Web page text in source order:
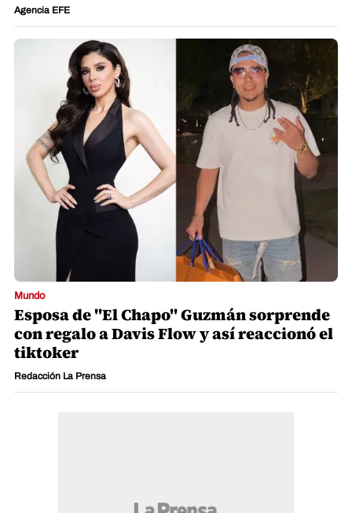
Agencia EFE
Mundo
Esposa de "El Chapo" Guzmán sorprende
con regalo a Davis Flow y así reaccionó el
tiktoker
Redacción La Prensa